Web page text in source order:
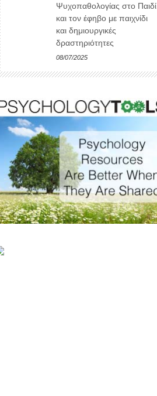
Ψυχοπαθολογίας στο Παιδί
και τον έφηβο με παιχνίδι
και δημιουργικές
δραστηριότητες
08/07/2025